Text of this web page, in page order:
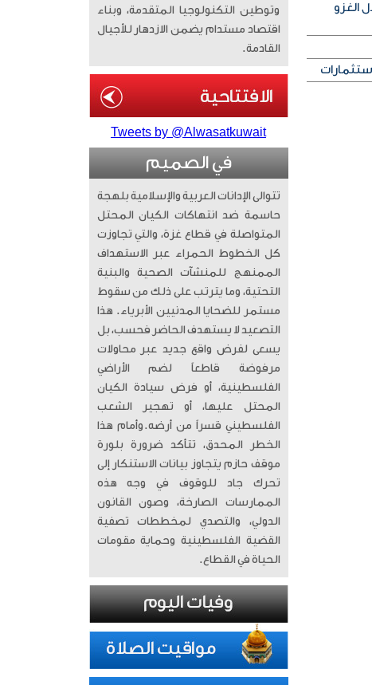
الغزو
وتوطين التكنولوجيا المتقدمة، وبناء
اقتصاد مستدام يضمن الازدهار للأجيال
القادمة.
Tweets by @Alwasatkuwait
في الصميم
تتوالى الإدانات العربية والإسلامية بلهجة
حاسمة ضد انتهاكات الكيان المحتل
المتواصلة في قطاع غزة، والتي تجاوزت
كل الخطوط الحمراء عبر الاستهداف
الممنهج للمنشآت الصحية والبنية
التحتية، وما يترتب على ذلك من سقوط
مستمر للضحايا المدنيين الأبرياء. ​ هذا
التصعيد لا يستهدف الحاضر فحسب، بل
يسعى لفرض واقع جديد عبر محاولات
مرفوضة قاطعاً لضم الأراضي
الفلسطينية، أو فرض سيادة الكيان
المحتل عليها، أو تهجير الشعب
الفلسطيني قسراً من أرضه. ​وأمام هذا
الخطر المحدق، تتأكد ضرورة بلورة
موقف حازم يتجاوز بيانات الاستنكار إلى
تحرك جاد للوقوف في وجه هذه
الممارسات الصارخة، وصون القانون
الدولي، والتصدي لمخططات تصفية
القضية الفلسطينية وحماية مقومات
الحياة في القطاع.